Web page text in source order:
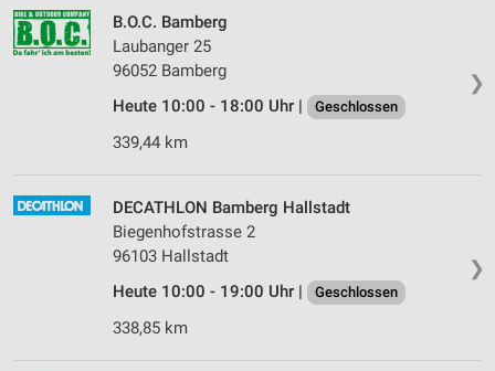
❯
B.O.C. Bamberg
Laubanger 25
96052 Bamberg
Heute 10:00 - 18:00 Uhr |
Geschlossen
339,44 km
❯
DECATHLON Bamberg Hallstadt
Biegenhofstrasse 2
96103 Hallstadt
Heute 10:00 - 19:00 Uhr |
Geschlossen
338,85 km